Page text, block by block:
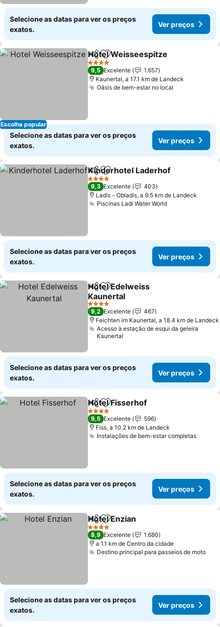
Selecione as datas para ver os preços
exatos.
Ver preços
Escolha popular
PartilharAdicionar aos favoritos
Hotel Weisseespitze
4 Estrelas
9,5 Excelente
1.657
Kaunertal, a 17.1 km de Landeck
Oásis de bem-estar no local
Selecione as datas para ver os preços
exatos.
Ver preços
PartilharAdicionar aos favoritos
Kinderhotel Laderhof
4 Estrelas
9,3 Excelente
403
Ladis - Obladis, a 9.5 km de Landeck
Piscinas Ladi Water World
Selecione as datas para ver os preços
exatos.
Ver preços
PartilharAdicionar aos favoritos
Hotel Edelweiss
Kaunertal
4 Estrelas
9,2 Excelente
467
Feichten im Kaunertal, a 18.4 km de Landeck
Acesso à estação de esqui da geleira
Kaunertal
Selecione as datas para ver os preços
exatos.
Ver preços
PartilharAdicionar aos favoritos
Hotel Fisserhof
4 Estrelas
9,5 Excelente
596
Fiss, a 10.2 km de Landeck
Instalações de bem-estar completas
Selecione as datas para ver os preços
exatos.
Ver preços
PartilharAdicionar aos favoritos
Hotel Enzian
4 Estrelas
8,9 Excelente
1.680
a 1.1 km de Centro da cidade
Destino principal para passeios de moto
Selecione as datas para ver os preços
exatos.
Ver preços